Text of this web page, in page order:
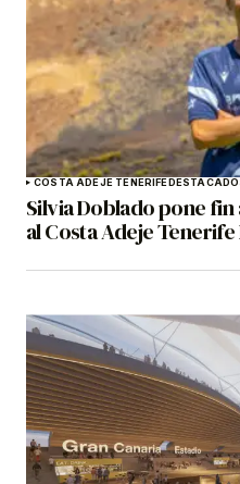
COSTA ADEJE TENERIFE
Silvia Doblado pone
al Costa Adeje Tenerife